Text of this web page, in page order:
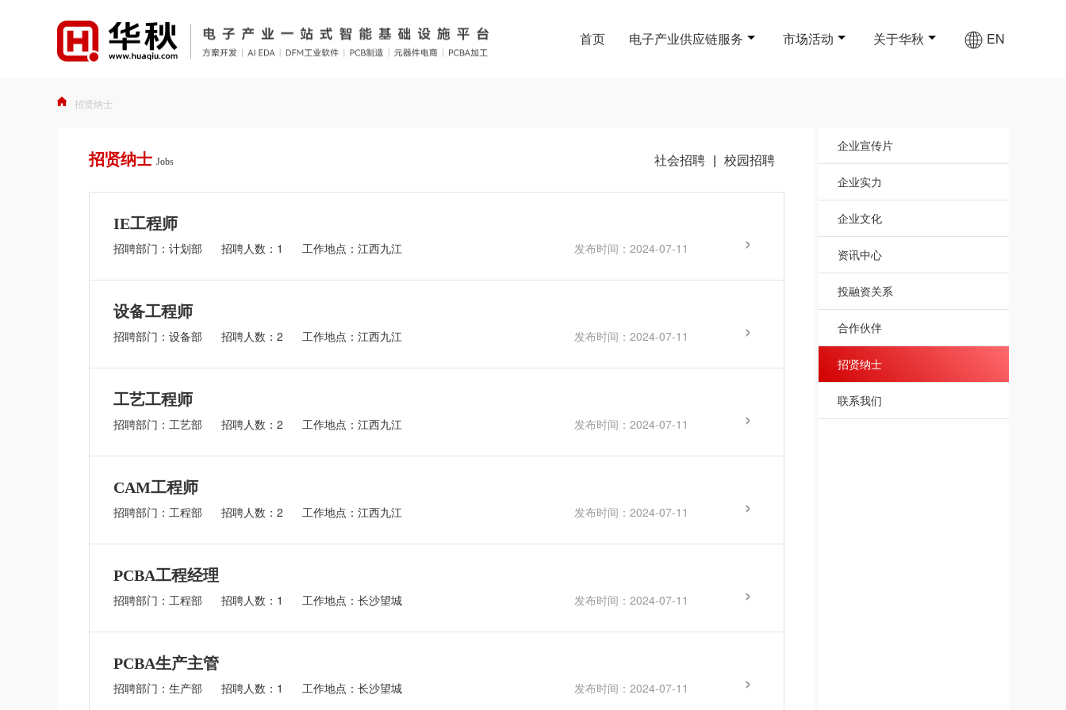
首页 电子产业供应链服务 市场活动 关于华秋 EN
招贤纳士
招贤纳士 Jobs 社会招聘 | 校园招聘
IE工程师
招聘部门：计划部 招聘人数：1 工作地点：江西九江 发布时间：2024-07-11 ›
设备工程师
招聘部门：设备部 招聘人数：2 工作地点：江西九江 发布时间：2024-07-11 ›
工艺工程师
招聘部门：工艺部 招聘人数：2 工作地点：江西九江 发布时间：2024-07-11 ›
CAM工程师
招聘部门：工程部 招聘人数：2 工作地点：江西九江 发布时间：2024-07-11 ›
PCBA工程经理
招聘部门：工程部 招聘人数：1 工作地点：长沙望城 发布时间：2024-07-11 ›
PCBA生产主管
招聘部门：生产部 招聘人数：1 工作地点：长沙望城 发布时间：2024-07-11 ›
企业宣传片
企业实力
企业文化
资讯中心
投融资关系
合作伙伴
招贤纳士
联系我们